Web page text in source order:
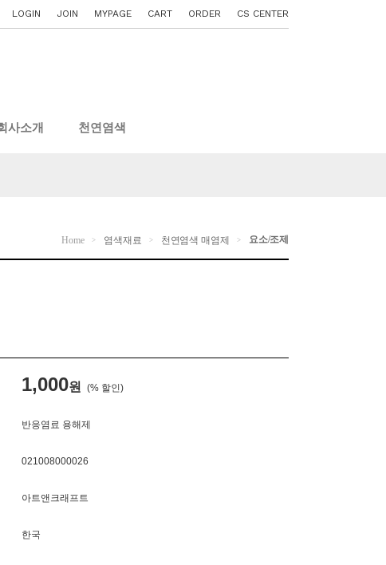
LOGIN JOIN MYPAGE CART ORDER CS CENTER
사소개 천연염색
Home > 염색재료 > 천연염색 매염제 > 요소/조제
1,000원 (% 할인)
반응염료 용해제
021008000026
아트앤크래프트
한국